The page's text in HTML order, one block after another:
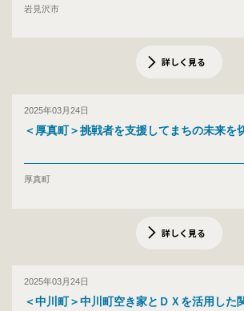
岩見沢市
詳しく見る
2025年03月24日
＜厚真町＞挑戦者を支援してまちの未来を
厚真町
詳しく見る
2025年03月24日
＜中川町＞中川町空き家とＤＸを活用した